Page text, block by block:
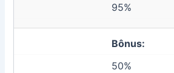
95%
Bônus:
50%